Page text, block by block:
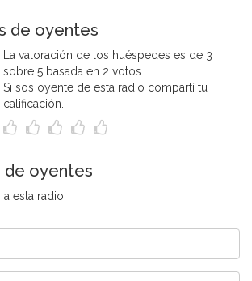
de oyentes
La valoración de los huéspedes es de 3
sobre 5 basada en 2 votos.
Si sos oyente de esta radio compartí tu
calificación.
de oyentes
esta radio.